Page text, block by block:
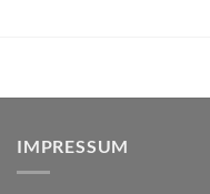
IMPRESSUM